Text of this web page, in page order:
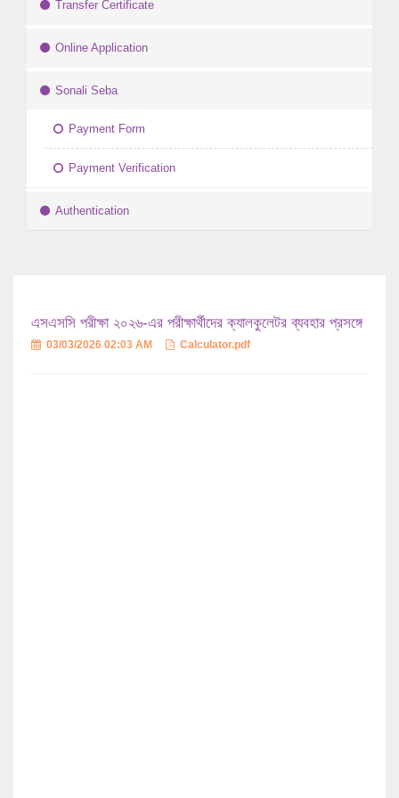
Transfer Certificate
Online Application
Sonali Seba
Payment Form
Payment Verification
Authentication
এসএসসি পরীক্ষা ২০২৬-এর পরীক্ষার্থীদের ক্যালকুলেটর ব্যবহার প্রসঙ্গে
03/03/2026 02:03 AM Calculator.pdf